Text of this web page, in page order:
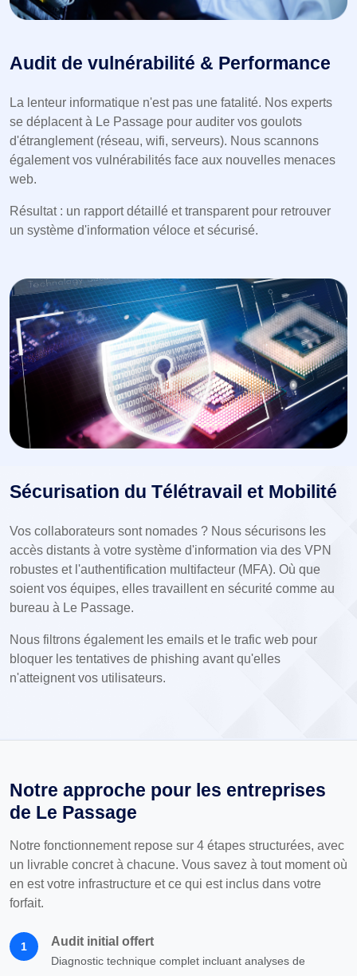
Audit de vulnérabilité & Performance
La lenteur informatique n'est pas une fatalité. Nos experts
se déplacent à Le Passage pour auditer vos goulots
d'étranglement (réseau, wifi, serveurs). Nous scannons
également vos vulnérabilités face aux nouvelles menaces
web.
Résultat : un rapport détaillé et transparent pour retrouver
un système d'information véloce et sécurisé.
Sécurisation du Télétravail et Mobilité
Vos collaborateurs sont nomades ? Nous sécurisons les
accès distants à votre système d'information via des VPN
robustes et l'authentification multifacteur (MFA). Où que
soient vos équipes, elles travaillent en sécurité comme au
bureau à Le Passage.
Nous filtrons également les emails et le trafic web pour
bloquer les tentatives de phishing avant qu'elles
n'atteignent vos utilisateurs.
Notre approche pour les entreprises
de Le Passage
Notre fonctionnement repose sur 4 étapes structurées, avec
un livrable concret à chacune. Vous savez à tout moment où
en est votre infrastructure et ce qui est inclus dans votre
forfait.
1 Audit initial offert
Diagnostic technique complet incluant analyses de